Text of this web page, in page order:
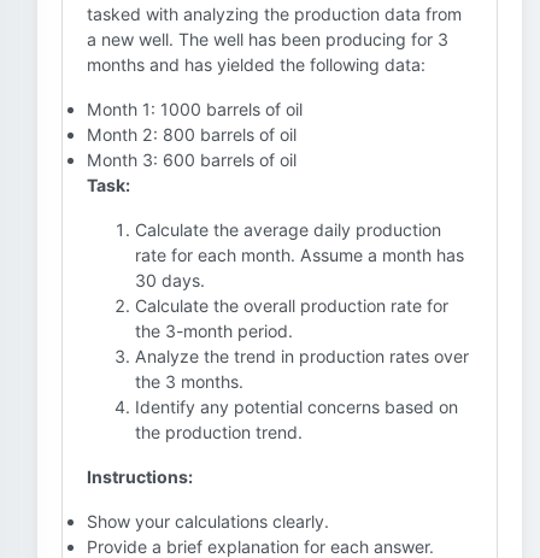
tasked with analyzing the production data from
a new well. The well has been producing for 3
months and has yielded the following data:
Month 1: 1000 barrels of oil
Month 2: 800 barrels of oil
Month 3: 600 barrels of oil
Task:
Calculate the average daily production
rate for each month. Assume a month has
30 days.
Calculate the overall production rate for
the 3-month period.
Analyze the trend in production rates over
the 3 months.
Identify any potential concerns based on
the production trend.
Instructions:
Show your calculations clearly.
Provide a brief explanation for each answer.